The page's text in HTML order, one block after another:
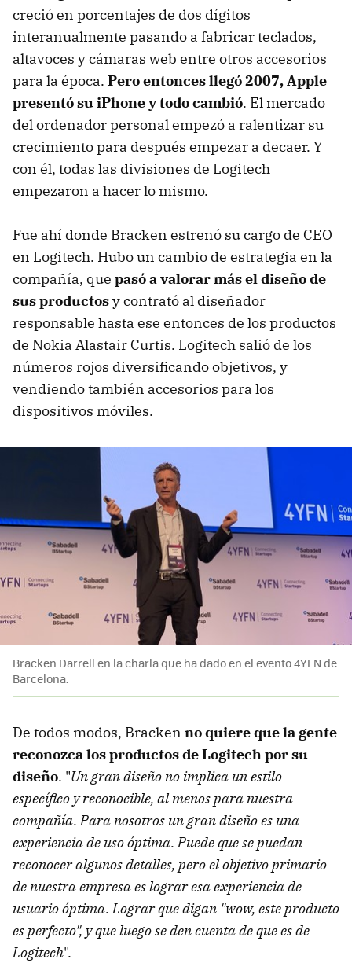
creció en porcentajes de dos dígitos
interanualmente pasando a fabricar teclados,
altavoces y cámaras web entre otros accesorios
para la época. Pero entonces llegó 2007, Apple
presentó su iPhone y todo cambió. El mercado
del ordenador personal empezó a ralentizar su
crecimiento para después empezar a decaer. Y
con él, todas las divisiones de Logitech
empezaron a hacer lo mismo.
Fue ahí donde Bracken estrenó su cargo de CEO
en Logitech. Hubo un cambio de estrategia en la
compañía, que pasó a valorar más el diseño de
sus productosy contrató al diseñador
responsable hasta ese entonces de los productos
de Nokia Alastair Curtis. Logitech salió de los
números rojos diversificando objetivos, y
vendiendo también accesorios para los
dispositivos móviles.
Bracken Darrell en la charla que ha dado en el evento 4YFN de
Barcelona.
De todos modos, Bracken no quiere que la gente
reconozca los productos de Logitech por su
diseño. "Un gran diseño no implica un estilo
específico y reconocible, al menos para nuestra
compañía. Para nosotros un gran diseño es una
experiencia de uso óptima. Puede que se puedan
reconocer algunos detalles, pero el objetivo primario
de nuestra empresa es lograr esa experiencia de
usuario óptima. Lograr que digan "wow, este producto
es perfecto", y que luego se den cuenta de que es de
Logitech".